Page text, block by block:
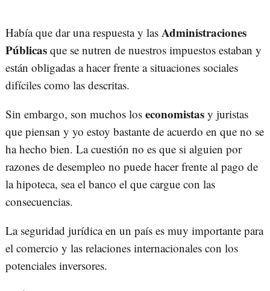
Había que dar una respuesta y las Administraciones
Públicas que se nutren de nuestros impuestos estaban y
están obligadas a hacer frente a situaciones sociales
difíciles como las descritas.
Sin embargo, son muchos los economistas y juristas
que piensan y yo estoy bastante de acuerdo en que no se
ha hecho bien. La cuestión no es que si alguien por
razones de desempleo no puede hacer frente al pago de
la hipoteca, sea el banco el que cargue con las
consecuencias.
La seguridad jurídica en un país es muy importante para
el comercio y las relaciones internacionales con los
potenciales inversores.